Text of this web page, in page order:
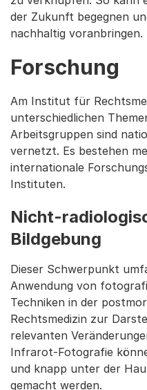
der Zukunft begegnen
nachhaltig voranbringen.
Forschung
Am Institut für
unterschiedlichen
Arbeitsgruppen sind
vernetzt. Es bestehen
internationale
Instituten.
Nicht-
Bildgebung
Dieser Schwerpunkt
Anwendung von
Techniken in der
Rechtsmedizin zur
relevanten
Infrarot-Fotografie
und knapp unter der
gemacht werden.